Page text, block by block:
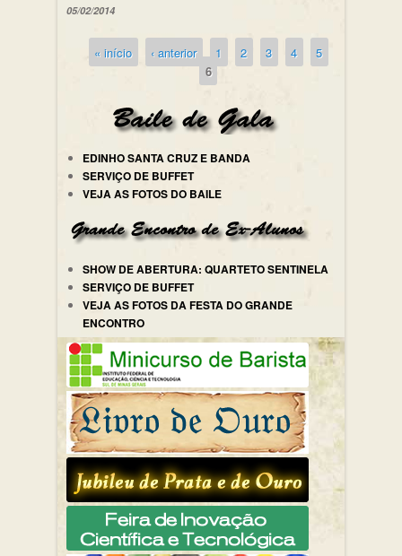
05/02/2014
Páginas
« início ‹ anterior 1 2 3 4
5
6
EDINHO SANTA CRUZ E BANDA
SERVIÇO DE BUFFET
VEJA AS FOTOS DO BAILE
SHOW DE ABERTURA: QUARTETO SENTINELA
SERVIÇO DE BUFFET
VEJA AS FOTOS DA FESTA DO GRANDE
ENCONTRO